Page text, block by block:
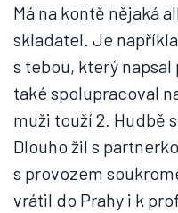
Má na kontě nějaká
skladatel. Je
s tebou, který napsal
také spolupracoval
muži touží 2. Hudbě
Dlouho žil s
s provozem
vrátil do Prahy i k